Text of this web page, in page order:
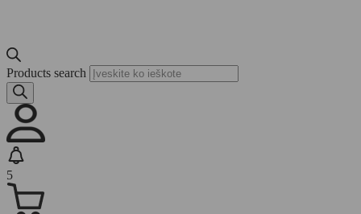
Products search
5